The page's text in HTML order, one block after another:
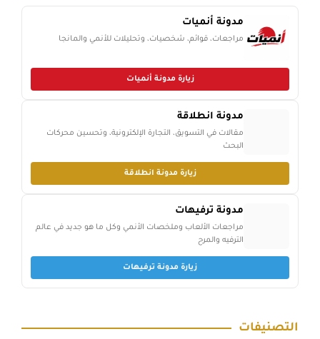
مدونة أنميات
مراجعات، قوائم، شخصيات، وتحليلات للأنمي والمانجا
زيارة مدونة أنميات
مدونة انطلاقة
مقالات في التسويق، التجارة الإلكترونية، وتحسين محركات
البحث
زيارة مدونة انطلاقة
مدونة ترفيهات
مراجعات الألعاب وملخصات الأنمي وكل ما هو جديد في عالم
الترفيه والمرح
زيارة مدونة ترفيهات
التصنيفات